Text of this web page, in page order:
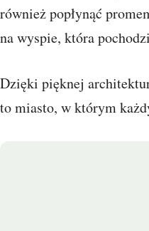
również popłynąć
na wyspie, która
Dzięki pięknej
to miasto, w którym